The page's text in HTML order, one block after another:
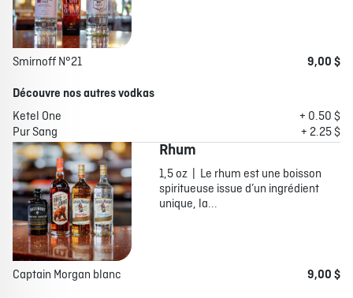
Smirnoff N°21
9,00 $
Découvre nos autres vodkas
Ketel One
+ 0.50 $
Pur Sang
+ 2.25 $
Rhum
1,5 oz | Le rhum est une boisson
spiritueuse issue d’un ingrédient
unique, la...
Captain Morgan blanc
9,00 $